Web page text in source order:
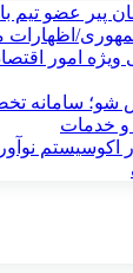
پیر عضو تيم
اظهارات
امور
شو؛ سامانه
و خدمات
اکوسیستم